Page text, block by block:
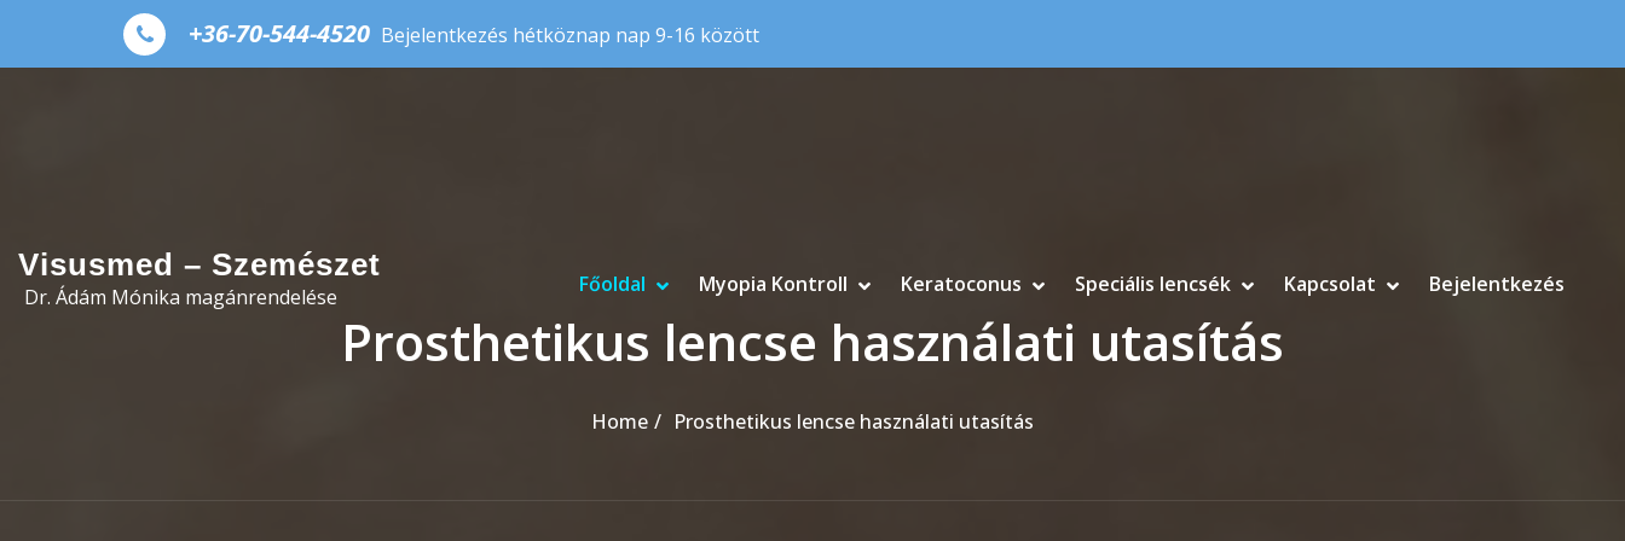
+36-70-544-4520 Bejelentkezés hétköznap nap 9-16 között
Visusmed – Szemészet
Dr. Ádám Mónika magánrendelése Főoldal Myopia Kontroll Keratoconus Speciális lencsék Kapcsolat Bejelentkezés
Prosthetikus lencse használati utasítás
Home Prosthetikus lencse használati utasítás